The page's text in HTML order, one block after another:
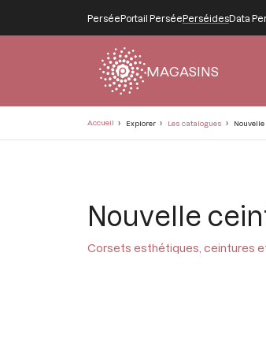
PerséePortail PerséePerséidesData
MAGASINS
Accueil Explorer Les catalogues Nouvelle
Nouvelle
Corsets esthétiques, ceintures